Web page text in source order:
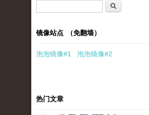
搜索
镜像站点 （免翻墙）
泡泡镜像#1 泡泡镜像#2
热门文章